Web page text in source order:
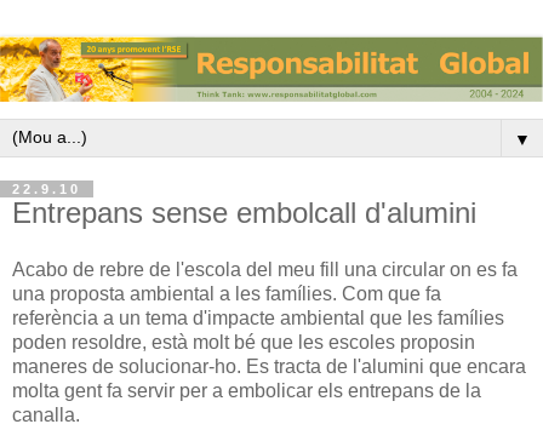
▼
22.9.10
Entrepans sense embolcall d'alumini
Acabo de rebre de l'escola del meu fill una circular on es fa
una proposta ambiental a les famílies. Com que fa
referència a un tema d'impacte ambiental que les famílies
poden resoldre, està molt bé que les escoles proposin
maneres de solucionar-ho. Es tracta de l'alumini que encara
molta gent fa servir per a embolicar els entrepans de la
canalla.